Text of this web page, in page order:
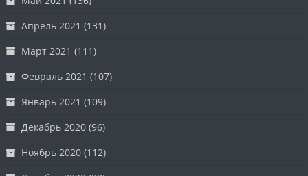
Апрель 2021 (131)
Март 2021 (111)
Февраль 2021 (107)
Январь 2021 (109)
Декабрь 2020 (96)
Ноябрь 2020 (112)